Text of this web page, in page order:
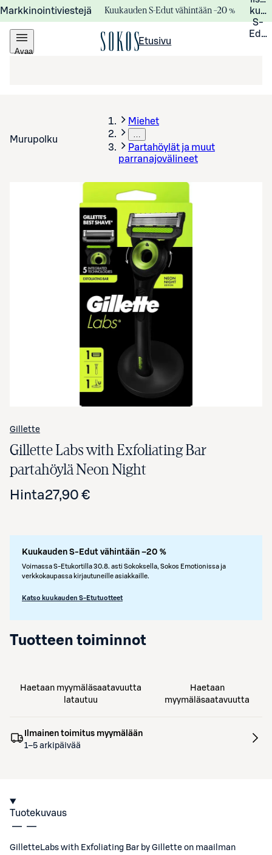
Markkinointiviestejä Kuukauden S-Edut vähintään –20 %
S-
Avaa
Etusivu
Murupolku
Miehet
…
Partahöylät ja muut
parranajovälineet
Avaa tuotekuva suurennettuna
Gillette
Gillette Labs with Exfoliating Bar
partahöylä Neon Night
Hinta27,90 €
Kuukauden S-Edut vähintään –20 %
Voimassa S-Etukortilla 30.8. asti Sokoksella, Sokos Emotionissa ja
verkkokaupassa kirjautuneille asiakkaille.
Katso kuukauden S-Etutuotteet
Tuotteen toiminnot
Haetaan myymäläsaatavuutta
latautuu
Haetaan
myymäläsaatavuutta
Ilmainen toimitus myymälään
1–5 arkipäivää
Tuotekuvaus
GilletteLabs with Exfoliating Bar by Gillette on maailman